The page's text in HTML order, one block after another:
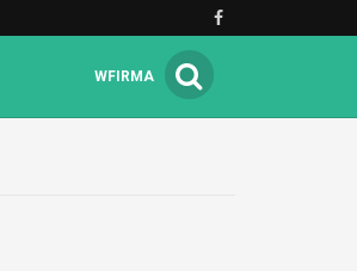
WFIRMA